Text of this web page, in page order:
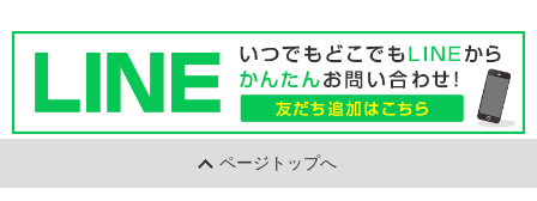
ページトップへ